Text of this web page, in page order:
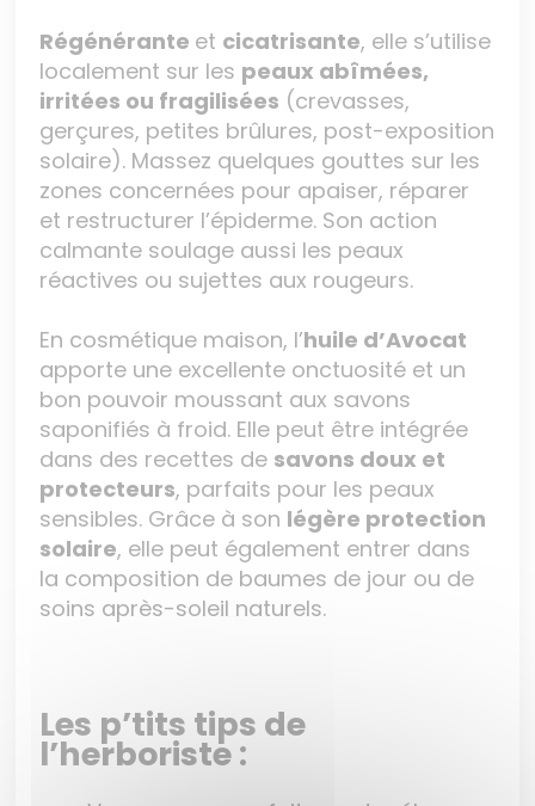
Régénérante et cicatrisante, elle s’utilise
localement sur les peaux abîmées,
irritées ou fragilisées (crevasses,
gerçures, petites brûlures, post-exposition
solaire). Massez quelques gouttes sur les
zones concernées pour apaiser, réparer
et restructurer l’épiderme. Son action
calmante soulage aussi les peaux
réactives ou sujettes aux rougeurs.
En cosmétique maison, l’huile d’Avocat
apporte une excellente onctuosité et un
bon pouvoir moussant aux savons
saponifiés à froid. Elle peut être intégrée
dans des recettes de savons doux et
protecteurs, parfaits pour les peaux
sensibles. Grâce à son légère protection
solaire, elle peut également entrer dans
la composition de baumes de jour ou de
soins après-soleil naturels.
Les p’tits tips de
l’herboriste :